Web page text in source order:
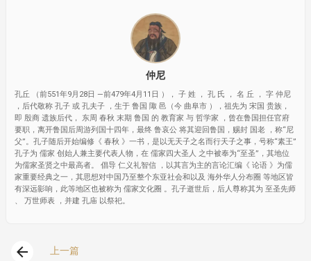
仲尼
孔丘 （前551年9月28日 —前479年4月11日 ）， 子 姓 ， 孔 氏 ， 名 丘 ， 字 仲尼
，后代敬称 孔子 或 孔夫子 ，生于 鲁国 陬 邑（今 曲阜市 ），祖先为 宋国 贵族，
即 殷商 遗族后代， 东周 春秋 末期 鲁国 的 教育家 与 哲学家 ，曾在鲁国担任官府
要职，离开鲁国后周游列国十四年，最终 鲁哀公 将其迎回鲁国，赐封 国老 ，称“尼
父”。孔子随后开始编修《 春秋 》一书，是以无天子之名而行天子之事，号称“素王”
孔子为 儒家 创始人兼主要代表人物，在 儒家四大圣人 之中被奉为“至圣”，其地位
为儒家圣贤之中最高者。 倡导 仁义礼智信 ，以其言为主的言论汇编《 论语 》为儒
家重要经典之一，其思想对中国乃至整个东亚社会和以及 海外华人分布圈 等地区皆
有深远影响，此等地区也被称为 儒家文化圈 。孔子逝世后，后人尊称其为 至圣先师
、 万世师表 ，并建 孔庙 以祭祀。
arrow_back
上一篇